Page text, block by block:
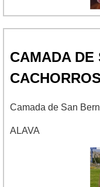
CAMADA DE
Camada de San
ALAVA